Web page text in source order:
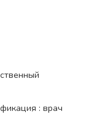
: врач